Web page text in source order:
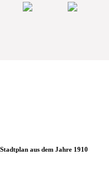
aus dem Jahre 1910